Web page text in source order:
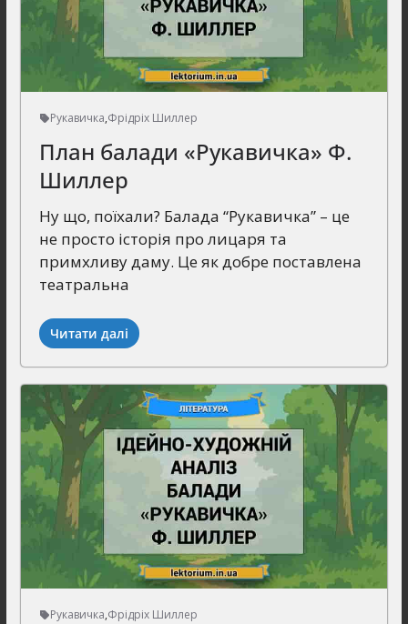
Рукавичка,Фрідріх Шиллер
План балади «Рукавичка» Ф.
Шиллер
Ну що, поїхали? Балада “Рукавичка” – це
не просто історія про лицаря та
примхливу даму. Це як добре поставлена
театральна
Читати далі
Рукавичка,Фрідріх Шиллер